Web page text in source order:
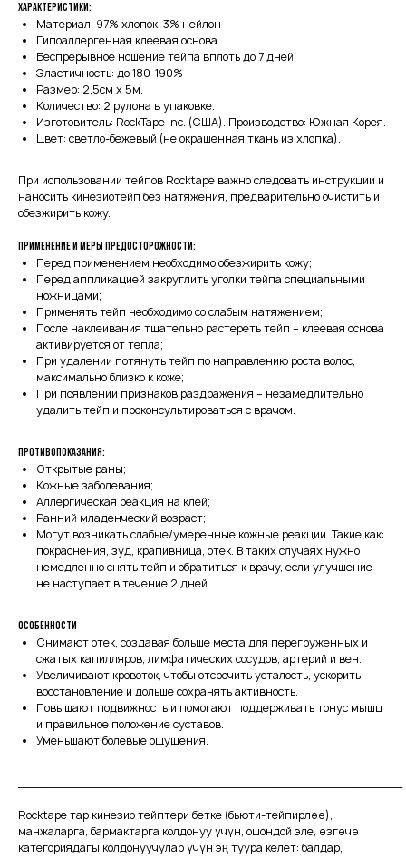
Характеристики:
Материал: 97% хлопок, 3% нейлон
Гипоаллергенная клеевая основа
Беспрерывное ношение тейпа вплоть до 7 дней
Эластичность: до 180-190%
Размер: 2,5см х 5м.
Количество: 2 рулона в упаковке.
Изготовитель: RockTape Inc. (США). Производство: Южная Корея.
Цвет: светло-бежевый (не окрашенная ткань из хлопка).
При использовании тейпов Rocktape важно следовать инструкции и
наносить кинезиотейп без натяжения, предварительно очистить и
обезжирить кожу.
Применение и меры предосторожности:
Перед применением необходимо обезжирить кожу;
Перед аппликацией закруглить уголки тейпа специальными
ножницами;
Применять тейп необходимо со слабым натяжением;
После наклеивания тщательно растереть тейп – клеевая основа
активируется от тепла;
При удалении потянуть тейп по направлению роста волос,
максимально близко к коже;
При появлении признаков раздражения – незамедлительно
удалить тейп и проконсультироваться с врачом.
Противопоказания:
Открытые раны;
Кожные заболевания;
Аллергическая реакция на клей;
Ранний младенческий возраст;
Могут возникать слабые/умеренные кожные реакции. Такие как:
покраснения, зуд, крапивница, отек. В таких случаях нужно
немедленно снять тейп и обратиться к врачу, если улучшение
не наступает в течение 2 дней.
Особенности
Снимают отек, создавая больше места для перегруженных и
сжатых капилляров, лимфатических сосудов, артерий и вен.
Увеличивают кровоток, чтобы отсрочить усталость, ускорить
восстановление и дольше сохранять активность.
Повышают подвижность и помогают поддерживать тонус мышц
и правильное положение суставов.
Уменьшают болевые ощущения.
Rocktape тар кинезио тейптери бетке (бьюти-тейпирлөө),
манжаларга, бармактарга колдонуу үчүн, ошондой эле, өзгөчө
категориядагы колдонуучулар үчүн эң туура келет: балдар,